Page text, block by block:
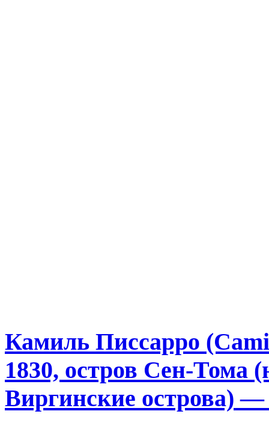
Камиль Писсарро
1830, остров Сен-Тома
Виргинские острова)